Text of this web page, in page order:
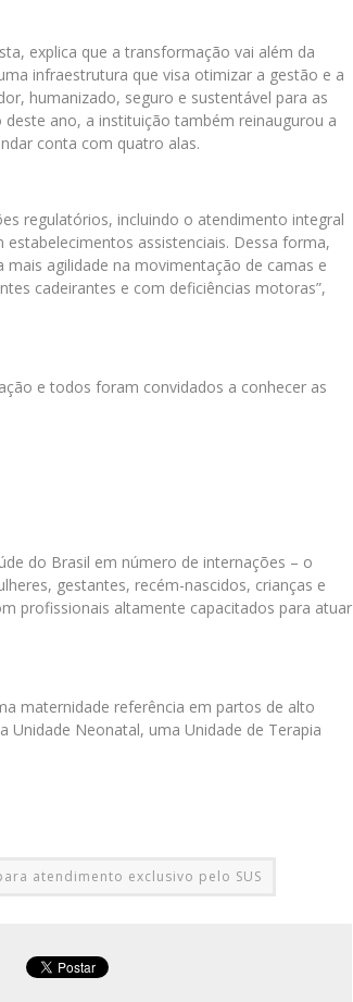
explica que a transformação vai além da
infraestrutura que visa otimizar a gestão e a
humanizado, seguro e sustentável para as
ano, a instituição também reinaugurou a
conta com quatro alas.
regulatórios, incluindo o atendimento integral
assistenciais. Dessa forma,
agilidade na movimentação de camas e
cadeirantes e com deficiências motoras”,
e todos foram convidados a conhecer as
do Brasil em número de internações – o
gestantes, recém-nascidos, crianças e
profissionais altamente capacitados para atuar
maternidade referência em partos de alto
Neonatal, uma Unidade de Terapia
atendimento exclusivo pelo SUS